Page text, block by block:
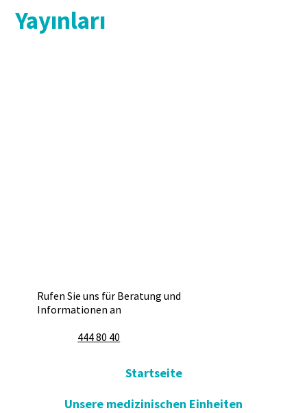
Yayınları
Rufen Sie uns für Beratung und
Informationen an
444 80 40
Startseite
Unsere medizinischen Einheiten